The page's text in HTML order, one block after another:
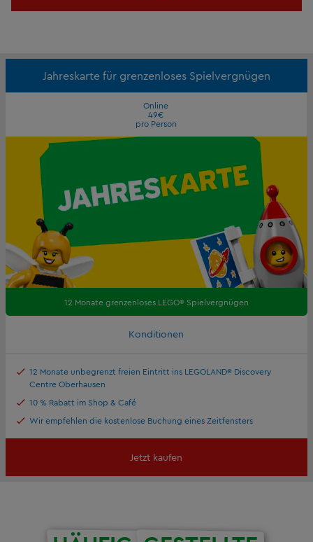
Jahreskarte für grenzenloses Spielvergnügen
Online
49€
pro Person
12 Monate grenzenloses LEGO® Spielvergnügen
Konditionen
12 Monate unbegrenzt freien Eintritt ins LEGOLAND® Discovery
Centre Oberhausen
10 % Rabatt im Shop & Café
Wir empfehlen die kostenlose Buchung eines Zeitfensters
Jetzt kaufen